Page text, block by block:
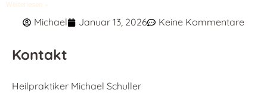
Weiterlesen »
Michael Januar 13, 2026 Keine Kommentare
Kontakt
Heilpraktiker Michael Schuller